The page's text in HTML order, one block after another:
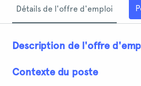
Détails de l'offre d'emploi
Description de l'offre
Contexte du poste